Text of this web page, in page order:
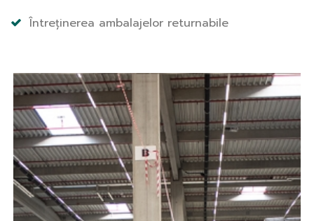
Întreținerea ambalajelor returnabile